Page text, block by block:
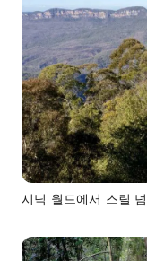
시닉 월드에서 스릴